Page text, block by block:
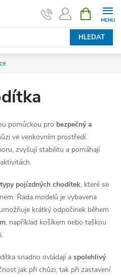
HLEDAT
NÁKUPNÍ
KOŠÍK
pomůckou pro bezpečný a
ve venkovním prostředí.
zvyšují stabilitu a pomáhají
pojízdných chodítek, které se
Řada modelů je vybavena
krátký odpočinek během
, například košíkem nebo taškou
snadno ovládají a spolehlivý
jak při chůzi, tak při zastavení